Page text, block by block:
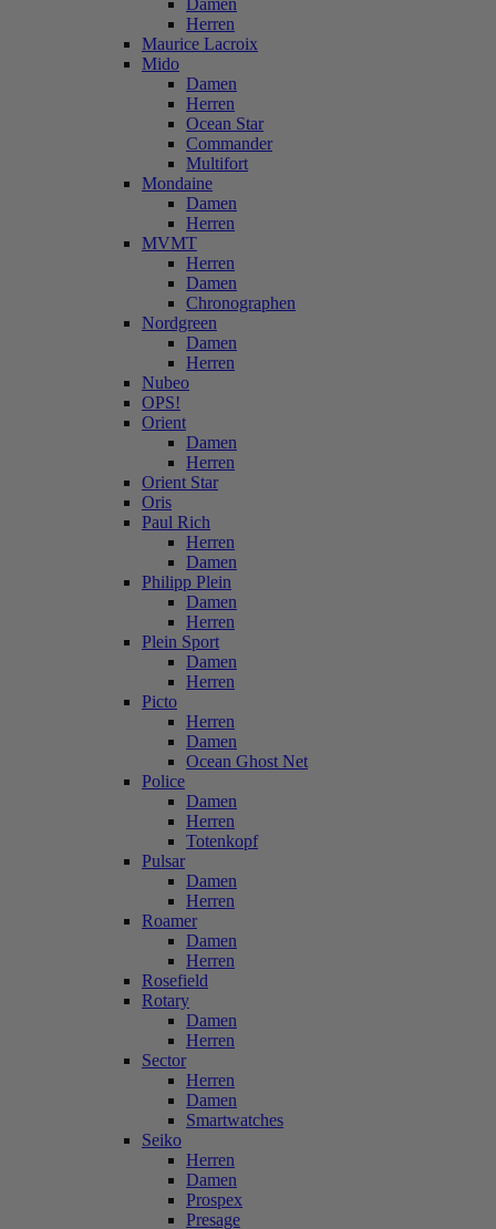
Damen
Herren
Maurice Lacroix
Mido
Damen
Herren
Ocean Star
Commander
Multifort
Mondaine
Damen
Herren
MVMT
Herren
Damen
Chronographen
Nordgreen
Damen
Herren
Nubeo
OPS!
Orient
Damen
Herren
Orient Star
Oris
Paul Rich
Herren
Damen
Philipp Plein
Damen
Herren
Plein Sport
Damen
Herren
Picto
Herren
Damen
Ocean Ghost Net
Police
Damen
Herren
Totenkopf
Pulsar
Damen
Herren
Roamer
Damen
Herren
Rosefield
Rotary
Damen
Herren
Sector
Herren
Damen
Smartwatches
Seiko
Herren
Damen
Prospex
Presage